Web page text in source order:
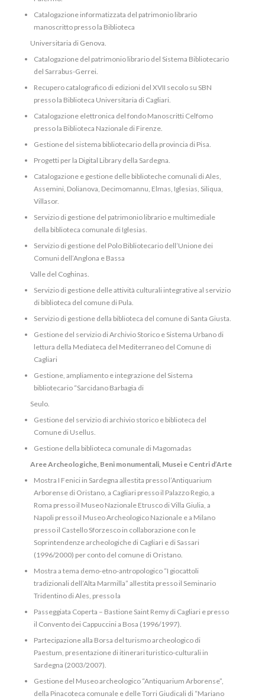
Catalogazione informatizzata del patrimonio librario
manoscritto presso la Biblioteca
Universitaria di Genova.
Catalogazione del patrimonio librario del Sistema Bibliotecario
del Sarrabus-Gerrei.
Recupero catalografico di edizioni del XVII secolo su SBN
presso la Biblioteca Universitaria di Cagliari.
Catalogazione elettronica del fondo Manoscritti Celfomo
presso la Biblioteca Nazionale di Firenze.
Gestione del sistema bibliotecario della provincia di Pisa.
Progetti per la Digital Library della Sardegna.
Catalogazione e gestione delle biblioteche comunali di Ales,
Assemini, Dolianova, Decimomannu, Elmas, Iglesias, Siliqua,
Villasor.
Servizio di gestione del patrimonio librario e multimediale
della biblioteca comunale di Iglesias.
Servizio di gestione del Polo Bibliotecario dell’Unione dei
Comuni dell’Anglona e Bassa
Valle del Coghinas.
Servizio di gestione delle attività culturali integrative al servizio
di biblioteca del comune di Pula.
Servizio di gestione della biblioteca del comune di Santa Giusta.
Gestione del servizio di Archivio Storico e Sistema Urbano di
lettura della Mediateca del Mediterraneo del Comune di
Cagliari
Gestione, ampliamento e integrazione del Sistema
bibliotecario “Sarcidano Barbagia di
Seulo.
Gestione del servizio di archivio storico e biblioteca del
Comune di Usellus.
Gestione della biblioteca comunale di Magomadas
Aree Archeologiche, Beni monumentali, Musei e Centri d’Arte
Mostra I Fenici in Sardegna allestita presso l’Antiquarium
Arborense di Oristano, a Cagliari presso il Palazzo Regio, a
Roma presso il Museo Nazionale Etrusco di Villa Giulia, a
Napoli presso il Museo Archeologico Nazionale e a Milano
presso il Castello Sforzesco in collaborazione con le
Soprintendenze archeologiche di Cagliari e di Sassari
(1996/2000) per conto del comune di Oristano.
Mostra a tema demo-etno-antropologico “I giocattoli
tradizionali dell’Alta Marmilla” allestita presso il Seminario
Tridentino di Ales, presso la
Passeggiata Coperta – Bastione Saint Remy di Cagliari e presso
il Convento dei Cappuccini a Bosa (1996/1997).
Partecipazione alla Borsa del turismo archeologico di
Paestum, presentazione di itinerari turistico-culturali in
Sardegna (2003/2007).
Gestione del Museo archeologico “Antiquarium Arborense”,
della Pinacoteca comunale e delle Torri Giudicali di “Mariano